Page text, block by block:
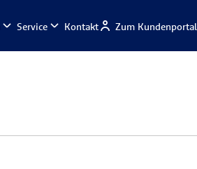
Service Kontakt Zum Kundenportal